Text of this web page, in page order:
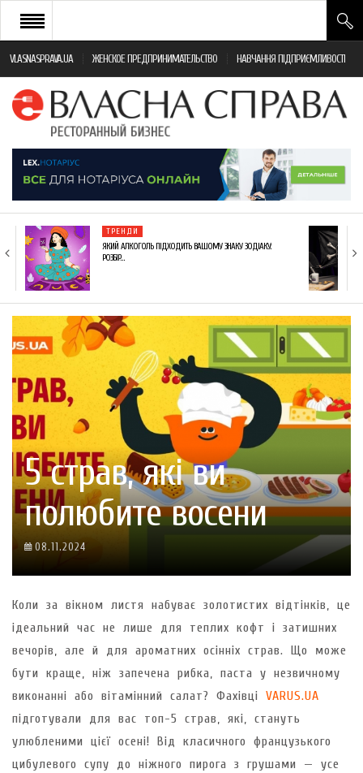
VLASNASPRAVA.UA ЖЕНСКОЕ ПРЕДПРИНИМАТЕЛЬСТВО НАВЧАННЯ ПІДПРИЄМЛИВОСТІ
НОВИНИ РЕСТОРАННОГО БІЗНЕСУ
ЯК ВІДКРИТИ ТА УСПІШНО КЕРУВАТИ
МОНІТОРИНГ ЗАКОНОДАВСТВА
ФРАНЧАЙЗИНГ
КНИГИ
ТРЕНДИ
ЯКИЙ АЛКОГОЛЬ ПІДХОДИТЬ ВАШОМУ ЗНАКУ ЗОДІАКУ:
РОЗБІР…
5 страв, які ви
полюбите восени
08.11.2024
Коли за вікном листя набуває золотистих відтінків, це
ідеальний час не лише для теплих кофт і затишних
вечорів, але й для ароматних осінніх страв. Що може
бути краще, ніж запечена рибка, паста у незвичному
виконанні або вітамінний салат? Фахівці VARUS.UA
підготували для вас топ-5 страв, які, стануть
улюбленими цієї осені! Від класичного французького
цибулевого супу до ніжного пирога з грушами — усе